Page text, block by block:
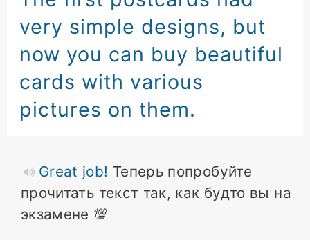
very simple designs, but
now you can buy beautiful
cards with various
pictures on them.
Great job! Теперь попробуйте
прочитать текст так, как будто вы на
экзамене 💯